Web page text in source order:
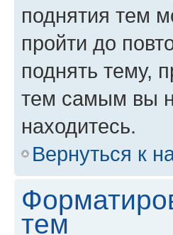
поднятия тем
пройти до
поднять тему,
тем самым вы
находитесь.
Вернуться к
тем